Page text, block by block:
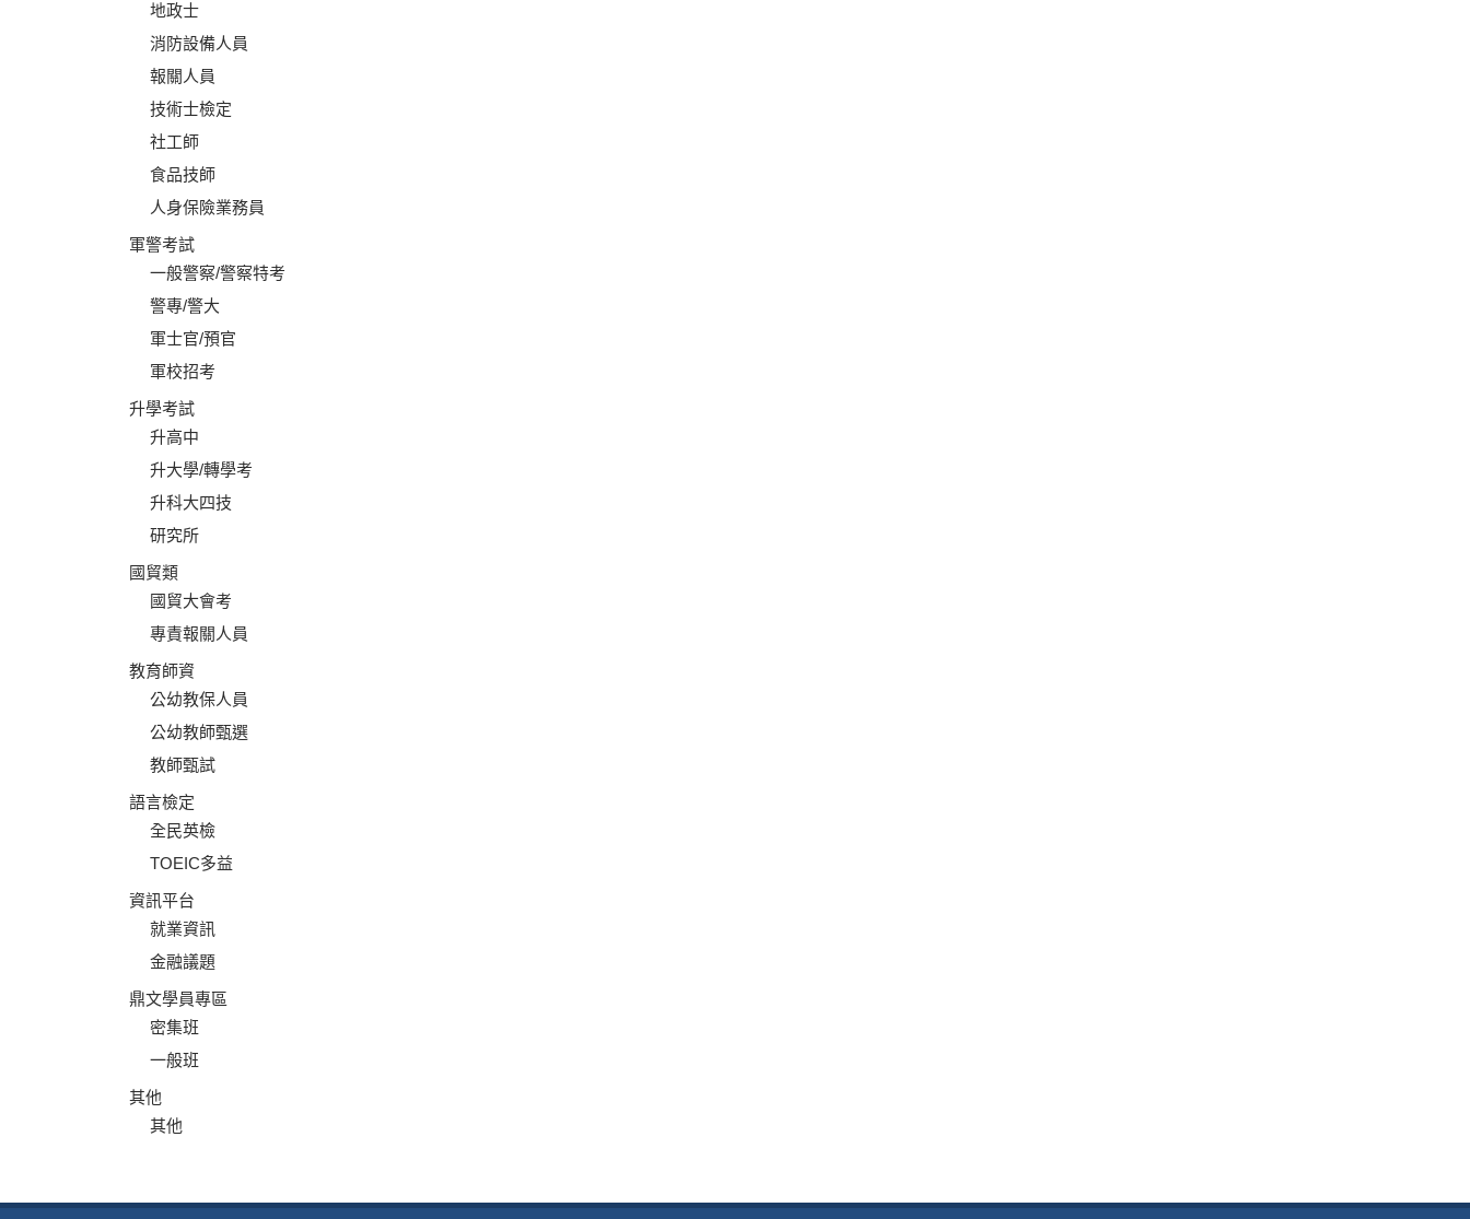
地政士
消防設備人員
報關人員
技術士檢定
社工師
食品技師
人身保險業務員
軍警考試
一般警察/警察特考
警專/警大
軍士官/預官
軍校招考
升學考試
升高中
升大學/轉學考
升科大四技
研究所
國貿類
國貿大會考
專責報關人員
教育師資
公幼教保人員
公幼教師甄選
教師甄試
語言檢定
全民英檢
TOEIC多益
資訊平台
就業資訊
金融議題
鼎文學員專區
密集班
一般班
其他
其他